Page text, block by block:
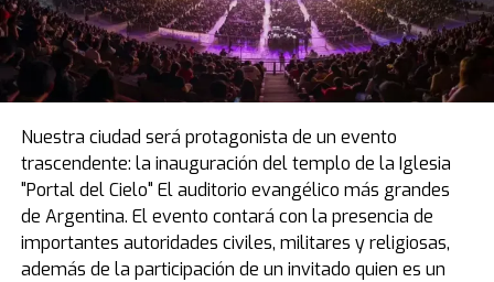
Nuestra ciudad será protagonista de un evento
trascendente: la inauguración del templo de la Iglesia
"Portal del Cielo" El auditorio evangélico más grandes
de Argentina. El evento contará con la presencia de
importantes autoridades civiles, militares y religiosas,
además de la participación de un invitado quien es un